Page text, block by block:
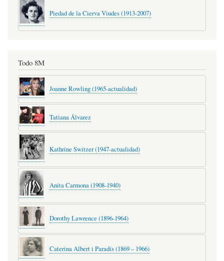
Piedad de la Cierva Viudes (1913-2007)
Todo 8M
Joanne Rowling (1965-actualidad)
Tatiana Álvarez
Kathrine Switzer (1947-actualidad)
Anita Carmona (1908-1940)
Dorothy Lawrence (1896-1964)
Caterina Albert i Paradís (1869 – 1966)